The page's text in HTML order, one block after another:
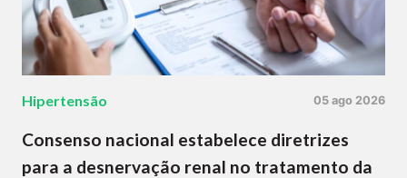
Hipertensão 05 ago 2026
Consenso nacional estabelece diretrizes
para a desnervação renal no tratamento da